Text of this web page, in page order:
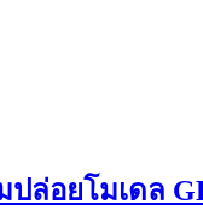
อยโมเดล